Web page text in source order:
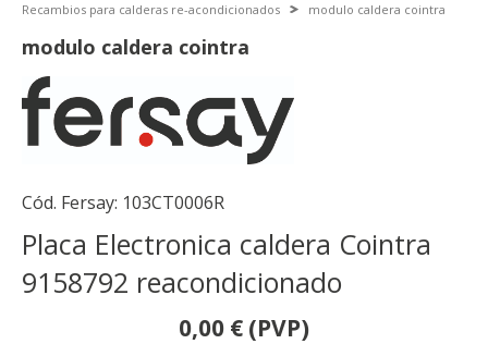
Recambios para calderas re-acondicionados
modulo caldera cointra
modulo caldera cointra
Cód. Fersay: 103CT0006R
Placa Electronica caldera Cointra
9158792 reacondicionado
0,00 € (PVP)